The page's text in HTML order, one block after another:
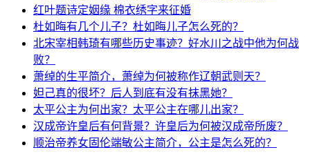
红叶题诗定姻缘 棉衣绣字来征婚
杜如晦有几个儿子？杜如晦儿子怎么死的？
北宋宰相韩琦有哪些历史事迹？好水川之战中他为何战
败？
萧绰的生平简介，萧绰为何被称作辽朝武则天？
妲己真的很坏？后人到底有没有抹黑她？
太平公主为何出家？太平公主在哪儿出家？
汉成帝许皇后有何背景？许皇后为何被汉成帝所废？
顺治帝养女固伦端敏公主简介，公主是怎么死的？